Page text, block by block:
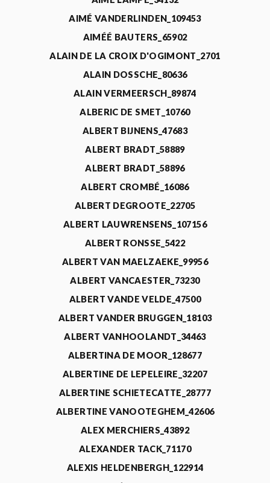
AIMÉ VANDERLINDEN_109453
AIMÉÉ BAUTERS_65902
ALAIN DE LA CROIX D'OGIMONT_2701
ALAIN DOSSCHE_80636
ALAIN VERMEERSCH_89874
ALBERIC DE SMET_10760
ALBERT BIJNENS_47683
ALBERT BRADT_58889
ALBERT BRADT_58896
ALBERT CROMBÉ_16086
ALBERT DEGROOTE_22705
ALBERT LAUWRENSENS_107156
ALBERT RONSSE_5422
ALBERT VAN MAELZAEKE_99956
ALBERT VANCAESTER_73230
ALBERT VANDE VELDE_47500
ALBERT VANDER BRUGGEN_18103
ALBERT VANHOOLANDT_34463
ALBERTINA DE MOOR_128677
ALBERTINE DE LEPELEIRE_32207
ALBERTINE SCHIETECATTE_28777
ALBERTINE VANOOTEGHEM_42606
ALEX MERCHIERS_43892
ALEXANDER TACK_71170
ALEXIS HELDENBERGH_122914